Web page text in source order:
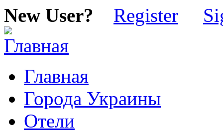
New User? Register
Главная
Города Украины
Отели